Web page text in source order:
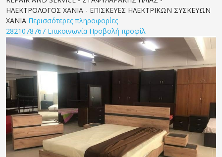
ΗΛΕΚΤΡΟΛΟΓΟΣ ΧΑΝΙΑ - ΕΠΙΣΚΕΥΕΣ ΗΛΕΚΤΡΙΚΩΝ ΣΥΣΚΕΥΩΝ
ΧΑΝΙΑ Περισσότερες πληροφορίες
2821078767 Επικοινωνία Προβολή προφίλ